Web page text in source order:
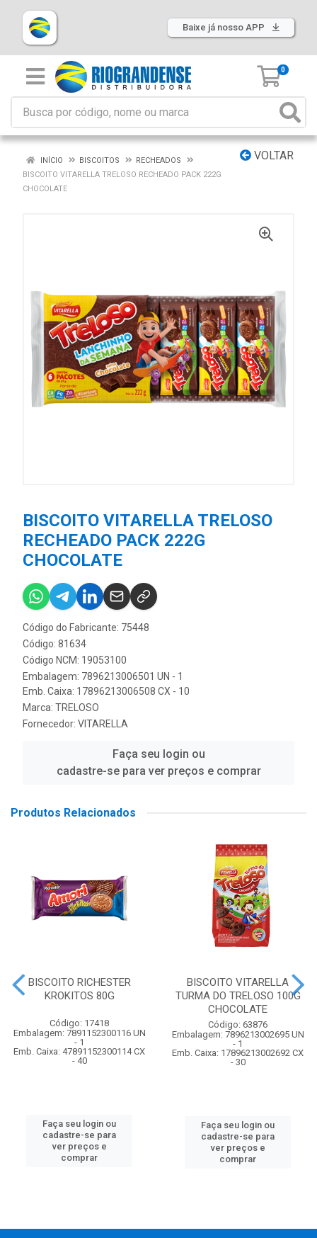
Baixe já nosso APP
0
VOLTAR
INÍCIO BISCOITOS
RECHEADOS
BISCOITO VITARELLA TRELOSO RECHEADO PACK 222G
CHOCOLATE
BISCOITO VITARELLA TRELOSO
RECHEADO PACK 222G
CHOCOLATE
Código do Fabricante: 75448
Código: 81634
Código NCM: 19053100
Embalagem: 7896213006501 UN - 1
Emb. Caixa: 17896213006508 CX - 10
Marca: TRELOSO
Fornecedor: VITARELLA
Faça seu login ou
cadastre-se para ver preços e comprar
Produtos Relacionados
BISCOITO RICHESTER
KROKITOS 80G
Código: 17418
Embalagem: 7891152300116 UN
- 1
Emb. Caixa: 47891152300114 CX
- 40
Faça seu login ou
cadastre-se para
ver preços e
comprar
BISCOITO VITARELLA
TURMA DO TRELOSO 100G
CHOCOLATE
Código: 63876
Embalagem: 7896213002695 UN
- 1
Emb. Caixa: 17896213002692 CX
- 30
Faça seu login ou
cadastre-se para
ver preços e
comprar